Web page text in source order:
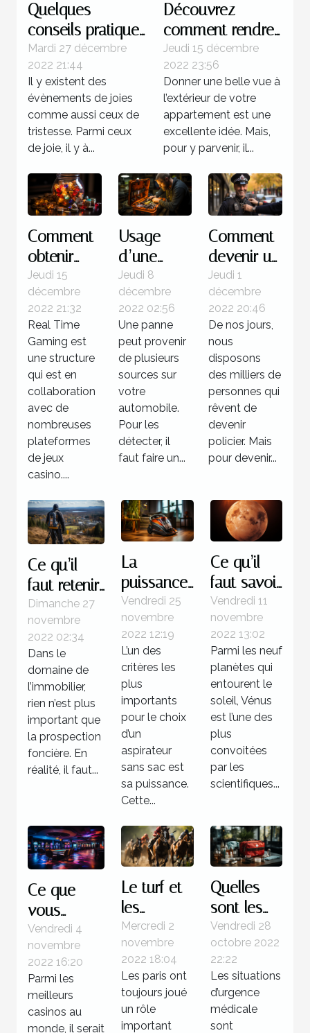
Quelques
conseils pratiques
pour réussir
l'organisation d'un
anniversaire
Mardi 27 décembre
2022 21:44
Il y existent des
évènements de joies
comme aussi ceux de
tristesse. Parmi ceux
de joie, il y à...
Découvrez
comment rendre
magnifique
l’extérieur de
votre maison
Jeudi 15 décembre
2022 23:56
Donner une belle vue à
l’extérieur de votre
appartement est une
excellente idée. Mais,
pour y parvenir, il...
Comment
obtenir
des
jackpots
sur Real
Time
Gaming ?
Jeudi 15
décembre
2022 21:32
Real Time
Gaming est
une structure
qui est en
collaboration
avec de
nombreuses
plateformes
de jeux
casino....
Usage
d’une
valise
diagnostic
: Quelle
utilité pour
votre
voiture ?
Jeudi 8
décembre
2022 02:56
Une panne
peut provenir
de plusieurs
sources sur
votre
automobile.
Pour les
détecter, il
faut faire un...
Comment
devenir un
policier ?
Jeudi 1
décembre
2022 20:46
De nos jours,
nous
disposons
des milliers de
personnes qui
rêvent de
devenir
policier. Mais
pour devenir...
Ce qu’il
faut retenir
à propos
des
logiciels de
prospection
foncière
Dimanche 27
novembre
2022 02:34
Dans le
domaine de
l’immobilier,
rien n’est plus
important que
la prospection
foncière. En
réalité, il faut...
La
puissance
d’un
aspirateur
sans sac
Vendredi 25
novembre
2022 12:19
L’un des
critères les
plus
importants
pour le choix
d’un
aspirateur
sans sac est
sa puissance.
Cette...
Ce qu’il
faut savoir
de la
planète
Vénus
Vendredi 11
novembre
2022 13:02
Parmi les neuf
planètes qui
entourent le
soleil, Vénus
est l’une des
plus
convoitées
par les
scientifiques...
Ce que
vous
devez
savoir sur
Boomerang
casino
Vendredi 4
novembre
2022 16:20
Parmi les
meilleurs
casinos au
monde, il serait
Le turf et
les
courses
hippiques
Mercredi 2
novembre
2022 18:04
Les paris ont
toujours joué
un rôle
important
Quelles
sont les
étapes à
suivre face
à une
situation
d’urgence
médicale
Vendredi 28
octobre 2022
22:22
Les situations
d’urgence
médicale
sont